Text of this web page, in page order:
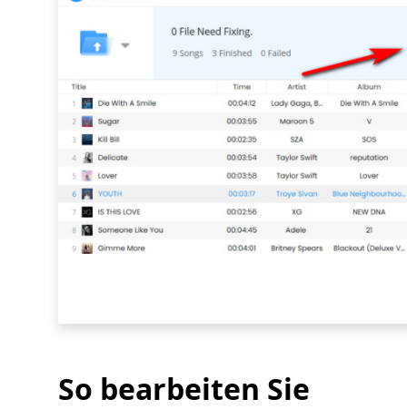
So bearbeiten Sie